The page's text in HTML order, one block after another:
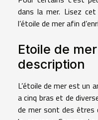
dans la mer. Lisez
l’étoile de mer afin
Etoile de
description
L’étoile de mer est un
a cinq bras et de
de mer sont des